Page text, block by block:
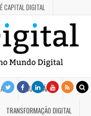
CAPITAL DIGITAL
JUDICIÁRIO
TRANSFORMAÇÃO DIGITAL